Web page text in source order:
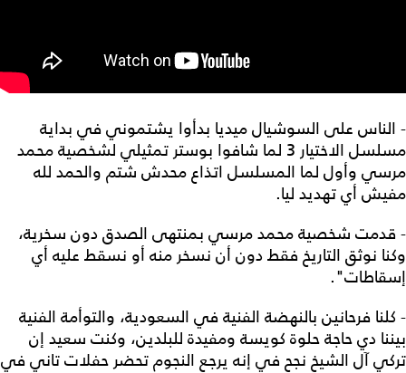
- الناس على السوشيال ميديا بدأوا يشتموني في بداية
مسلسل الاختيار 3 لما شافوا بوستر تمثيلي لشخصية محمد
مرسي وأول لما المسلسل اتذاع محدش شتم والحمد لله
مفيش أي تهديد ليا.
- قدمت شخصية محمد مرسي بمنتهى الصدق دون سخرية،
وكنا نوثق التاريخ فقط دون أن نسخر منه أو نسقط عليه أي
إسقاطات".
- كلنا فرحانين بالنهضة الفنية في السعودية، والتوأمة الفنية
بيننا دي حاجة حلوة كويسة ومفيدة للبلدين، وكنت سعيد إن
تركي آل الشيخ نجح في إنه يرجع النجوم تحضر حفلات تاني في